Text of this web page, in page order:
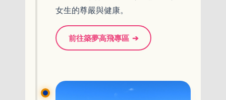
女生的尊嚴與健康。
前往築夢高飛專區 ➔